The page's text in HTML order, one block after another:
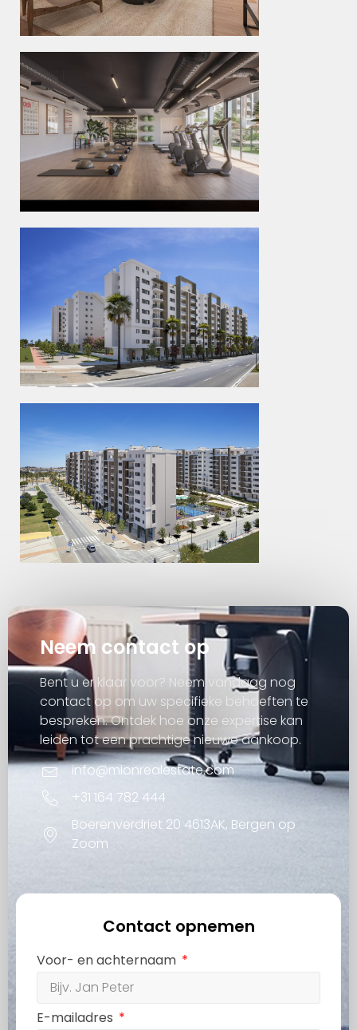
Neem contact op
Bent u er klaar voor? Neem vandaag nog
contact op om uw specifieke behoeften te
bespreken. Ontdek hoe onze expertise kan
leiden tot een prachtige nieuwe aankoop.
info@mionrealestate.com
+31 164 782 444
Boerenverdriet 20 4613AK, Bergen op
Zoom
Contact opnemen
Voor- en achternaam
E-mailadres